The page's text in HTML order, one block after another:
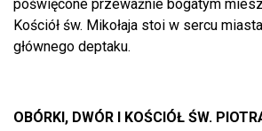
poświęcone przeważnie bogatym
Kościół św. Mikołaja stoi w sercu
głównego deptaku.
OBÓRKI, DWÓR I KOŚCIÓŁ ŚW.